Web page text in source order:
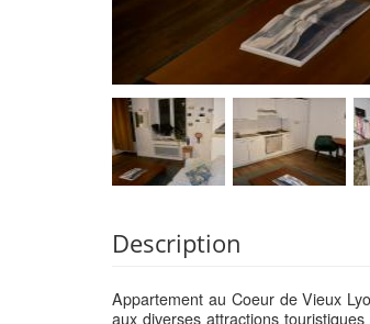
Description
Appartement au Coeur de Vieux
aux diverses attractions